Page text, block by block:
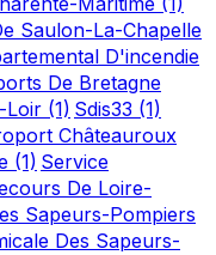
Saulon-La-Chapelle
D'incendie
De Bretagne
Loir (1) Sdis33 (1)
Châteauroux
(1) Service
De Loire-
Sapeurs-Pompiers
Des Sapeurs-